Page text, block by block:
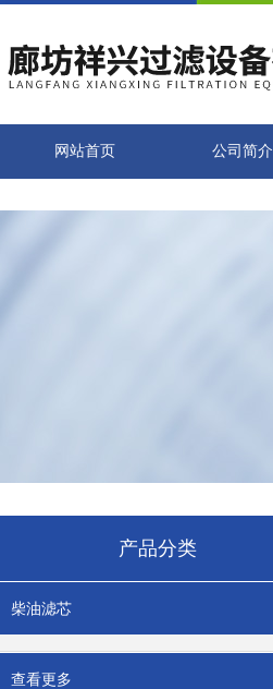
网站首页 公司简介
产品分类
柴油滤芯
查看更多